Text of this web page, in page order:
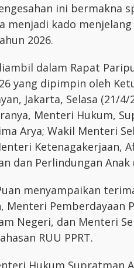
ini bermakna
menjadi kado
2026.
dalam Rapat
yang dipimpin oleh
Jakarta, Selasa (21/
Menteri Hukum,
Arya; Wakil Menteri
Ketenagakerjaan,
dan Perlindungan Anak
menyampaikan
Menteri Pemberdayaan
Negeri, dan Menteri
RUU PPRT.
Hukum Supratman